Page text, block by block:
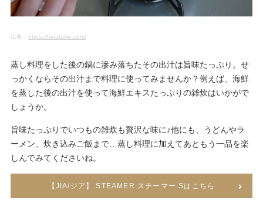
出典： https://hinatalife.com/
蒸し料理をした後の鍋に滲み落ちたその出汁は旨味たっぷり。せ
っかくならその出汁まで料理に使ってみませんか？例えば、海鮮
を蒸した後の出汁を使って海鮮エキスたっぷりの雑炊はいかがで
しょうか。
旨味たっぷりでいつもの雑炊も贅沢な味に♪他にも、うどんやラ
ーメン、炊き込みご飯まで…蒸し料理に加えてあともう一品を楽
しんでみてくださいね。
【JIA/ジア】 STEAMER スチーマー Sはこちら